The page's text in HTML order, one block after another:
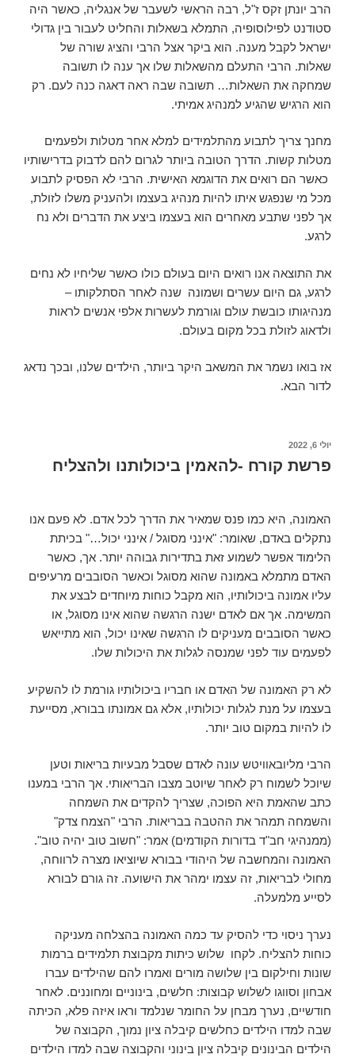
הרב יונתן זקס ז"ל, רבה הראשי לשעבר של אנגליה, כאשר היה
סטודנט לפילוסופיה, התמלא בשאלות והחליט לעבור בין גדולי
ישראל לקבל מענה. הוא ביקר אצל הרבי והציג שורה של
שאלות. הרבי התעלם מהשאלות שלו אך ענה לו תשובה
שמחקה את השאלות… תשובה שבה ראה דאגה כנה לעם. רק
הוא הרגיש שהגיע למנהיג אמיתי.
מחנך צריך לתבוע מהתלמידים למלא אחר מטלות ולפעמים
מטלות קשות. הדרך הטובה ביותר לגרום להם לדבוק בדרישותיו
כאשר הם רואים את הדוגמא האישית. הרבי לא הפסיק לתבוע
מכל מי שנפגש איתו להיות מנהיג בעצמו ולהעניק משלו לזולת,
אך לפני שתבע מאחרים הוא בעצמו ביצע את הדברים ולא נח
לרגע.
את התוצאה אנו רואים היום בעולם כולו כאשר שליחיו לא נחים
לרגע, גם היום עשרים ושמונה שנה לאחר הסתלקותו –
מנהיגותו כובשת עולם וגורמת לעשרות אלפי אנשים לראות
ולדאוג לזולת בכל מקום בעולם.
אז בואו נשמר את המשאב היקר ביותר, הילדים שלנו, ובכך נדאג
לדור הבא.
יולי 6, 2022
פרשת קורח -להאמין ביכולותנו ולהצליח
האמונה, היא כמו פנס שמאיר את הדרך לכל אדם. לא פעם אנו
נתקלים באדם, שאומר: "אינני מסוגל / אינני יכול…" בכיתת
הלימוד אפשר לשמוע זאת בתדירות גבוהה יותר. אך, כאשר
האדם מתמלא באמונה שהוא מסוגל וכאשר הסובבים מרעיפים
עליו אמונה ביכולותיו, הוא מקבל כוחות מיוחדים לבצע את
המשימה. אך אם לאדם ישנה הרגשה שהוא אינו מסוגל, או
כאשר הסובבים מעניקים לו הרגשה שאינו יכול, הוא מתייאש
לפעמים עוד לפני שמנסה לגלות את היכולות שלו.
לא רק האמונה של האדם או חבריו ביכולותיו גורמת לו להשקיע
בעצמו על מנת לגלות יכולותיו, אלא גם אמונתו בבורא, מסייעת
לו להיות במקום טוב יותר.
הרבי מליובאוויטש עונה לאדם שסבל מבעיות בריאות וטען
שיוכל לשמוח רק לאחר שיוטב מצבו הבריאותי. אך הרבי במענו
כתב שהאמת היא הפוכה, שצריך להקדים את השמחה
והשמחה תמהר את ההטבה בבריאות. הרבי "הצמח צדק"
(ממנהיגי חב"ד בדורות הקודמים) אמר: "חשוב טוב יהיה טוב".
האמונה והמחשבה של היהודי בבורא שיוציאו מצרה לרווחה,
מחולי לבריאות, זה עצמו ימהר את הישועה. זה גורם לבורא
לסייע מלמעלה.
נערך ניסוי כדי להסיק עד כמה האמונה בהצלחה מעניקה
כוחות להצליח. לקחו שלוש כיתות מקבוצת תלמידים ברמות
שונות וחילקום בין שלושה מורים ואמרו להם שהילדים עברו
אבחון וסווגו לשלוש קבוצות: חלשים, בינוניים ומחוננים. לאחר
חודשיים, נערך מבחן על החומר שנלמד וראו איזה פלא, הכיתה
שבה למדו הילדים כחלשים קיבלה ציון נמוך, הקבוצה של
הילדים הבינונים קיבלה ציון בינוני והקבוצה שבה למדו הילדים